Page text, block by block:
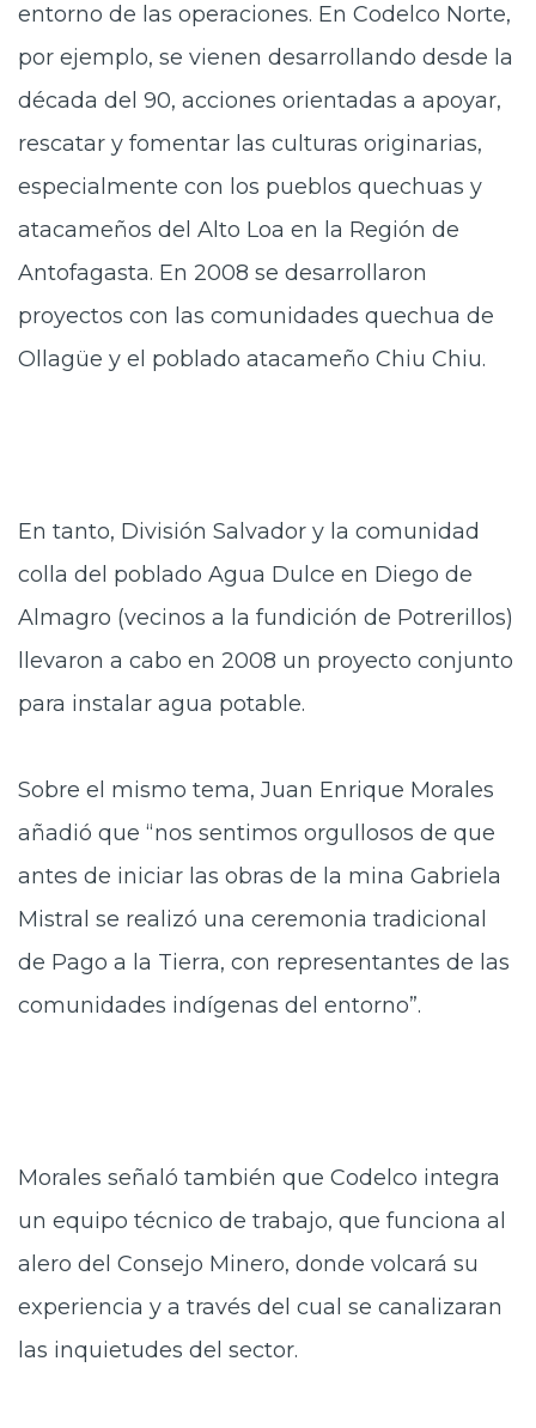
entorno de las operaciones. En Codelco Norte,
por ejemplo, se vienen desarrollando desde la
década del 90, acciones orientadas a apoyar,
rescatar y fomentar las culturas originarias,
especialmente con los pueblos quechuas y
atacameños del Alto Loa en la Región de
Antofagasta. En 2008 se desarrollaron
proyectos con las comunidades quechua de
Ollagüe y el poblado atacameño Chiu Chiu.
En tanto, División Salvador y la comunidad
colla del poblado Agua Dulce en Diego de
Almagro (vecinos a la fundición de Potrerillos)
llevaron a cabo en 2008 un proyecto conjunto
para instalar agua potable.
Sobre el mismo tema, Juan Enrique Morales
añadió que “nos sentimos orgullosos de que
antes de iniciar las obras de la mina Gabriela
Mistral se realizó una ceremonia tradicional
de Pago a la Tierra, con representantes de las
comunidades indígenas del entorno”.
Morales señaló también que Codelco integra
un equipo técnico de trabajo, que funciona al
alero del Consejo Minero, donde volcará su
experiencia y a través del cual se canalizaran
las inquietudes del sector.